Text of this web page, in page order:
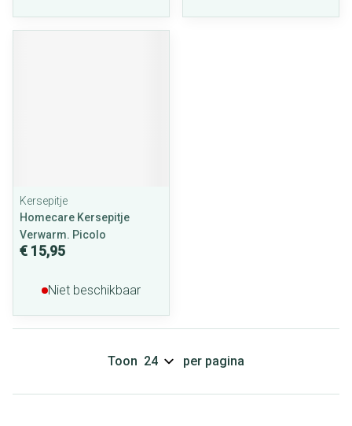
Kersepitje
Homecare Kersepitje
Verwarm. Picolo
€ 15,95
Niet beschikbaar
Toon per pagina